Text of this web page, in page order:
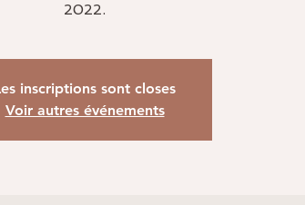
2022.
inscriptions sont closes
Voir autres événements